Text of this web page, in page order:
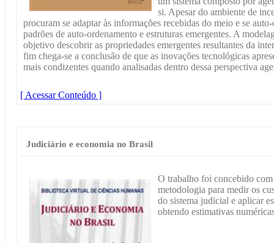
si. Apesar do ambiente de
procuram se adaptar às informações recebidas do meio e se
padrões de auto-ordenamento e estruturas emergentes. A
objetivo descobrir as propriedades emergentes resultantes da
fim chega-se a conclusão de que as inovações tecnológicas
mais condizentes quando analisadas dentro dessa perspectiva
[ Acessar Conteúdo ]
Judiciário e economia no Brasil
O trabalho foi concebido
metodologia para medir os
do sistema judicial e aplicar
obtendo estimativas